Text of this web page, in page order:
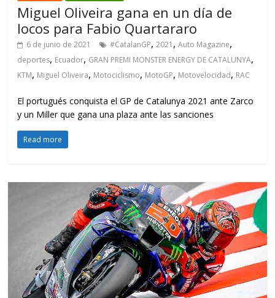
Miguel Oliveira gana en un día de
locos para Fabio Quartararo
6 de junio de 2021 #CatalanGP,2021 ,Auto Magazine,
deportes, Ecuador, GRAN PREMI MONSTER ENERGY DE CATALUNYA,
KTM, Miguel Oliveira, Motociclismo, MotoGP, Motovelocidad, RAC
El portugués conquista el GP de Catalunya 2021 ante Zarco
y un Miller que gana una plaza ante las sanciones
Read more